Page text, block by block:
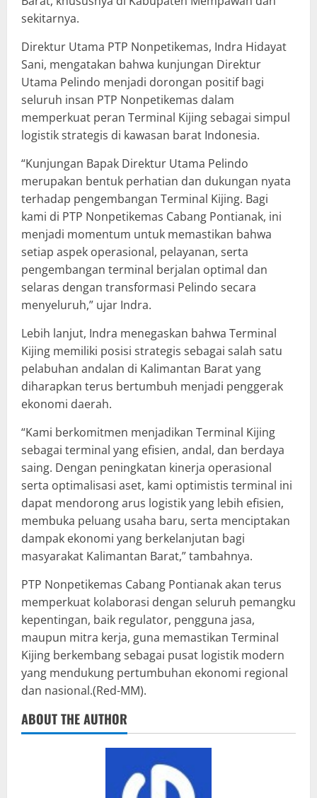
sekitarnya.
Direktur Utama PTP Nonpetikemas, Indra Hidayat
Sani, mengatakan bahwa kunjungan Direktur
Utama Pelindo menjadi dorongan positif bagi
seluruh insan PTP Nonpetikemas dalam
memperkuat peran Terminal Kijing sebagai simpul
logistik strategis di kawasan barat Indonesia.
“Kunjungan Bapak Direktur Utama Pelindo
merupakan bentuk perhatian dan dukungan nyata
terhadap pengembangan Terminal Kijing. Bagi
kami di PTP Nonpetikemas Cabang Pontianak, ini
menjadi momentum untuk memastikan bahwa
setiap aspek operasional, pelayanan, serta
pengembangan terminal berjalan optimal dan
selaras dengan transformasi Pelindo secara
menyeluruh,” ujar Indra.
Lebih lanjut, Indra menegaskan bahwa Terminal
Kijing memiliki posisi strategis sebagai salah satu
pelabuhan andalan di Kalimantan Barat yang
diharapkan terus bertumbuh menjadi penggerak
ekonomi daerah.
“Kami berkomitmen menjadikan Terminal Kijing
sebagai terminal yang efisien, andal, dan berdaya
saing. Dengan peningkatan kinerja operasional
serta optimalisasi aset, kami optimistis terminal ini
dapat mendorong arus logistik yang lebih efisien,
membuka peluang usaha baru, serta menciptakan
dampak ekonomi yang berkelanjutan bagi
masyarakat Kalimantan Barat,” tambahnya.
PTP Nonpetikemas Cabang Pontianak akan terus
memperkuat kolaborasi dengan seluruh pemangku
kepentingan, baik regulator, pengguna jasa,
maupun mitra kerja, guna memastikan Terminal
Kijing berkembang sebagai pusat logistik modern
yang mendukung pertumbuhan ekonomi regional
dan nasional.(Red-MM).
ABOUT THE AUTHOR